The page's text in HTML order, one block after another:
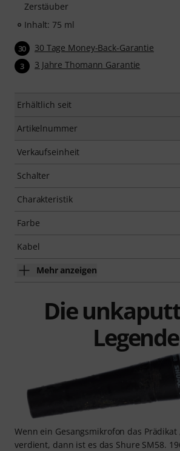
Zerstäuber
Inhalt: 75 ml
30 30 Tage Money-Back-Garantie
3 3 Jahre Thomann Garantie
Erhältlich seit
Artikelnummer
Verkaufseinheit
Schalter
Charakteristik
Farbe
Kabel
Mehr anzeigen
Die
Legende
Wenn ein Gesangsmikrofon das Prädikat
verdient, dann ist es das Shure SM58.